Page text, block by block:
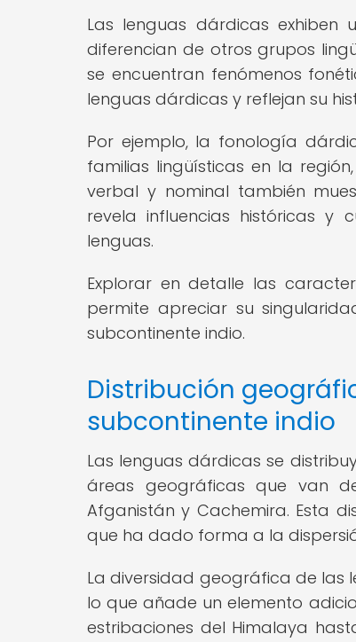
Las lenguas dárdicas exhiben
diferencian de otros grupos
se encuentran fenómenos
lenguas dárdicas y reflejan su
Por ejemplo, la fonología
familias lingüísticas en la
verbal y nominal también
revela influencias históricas y
lenguas.
Explorar en detalle las
permite apreciar su
subcontinente indio.
Distribución
subcontinente indio
Las lenguas dárdicas se
áreas geográficas que van
Afganistán y Cachemira. Esta
que ha dado forma a la
La diversidad geográfica de las
lo que añade un elemento
estribaciones del Himalaya